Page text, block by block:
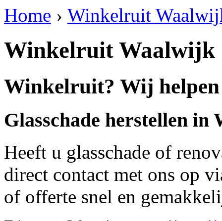
Home › Winkelruit
Winkelruit Waalwijk
Winkelruit? Wij
Glasschade herstellen in
Heeft u glasschade of
direct contact met ons op
of offerte snel en